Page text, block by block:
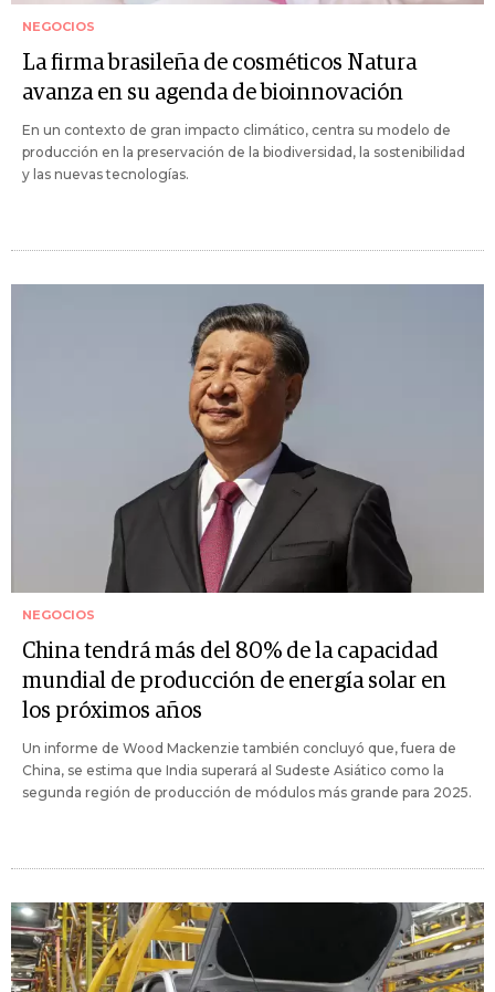
NEGOCIOS
La firma brasileña de cosméticos Natura
avanza en su agenda de bioinnovación
En un contexto de gran impacto climático, centra su modelo de
producción en la preservación de la biodiversidad, la sostenibilidad
y las nuevas tecnologías.
NEGOCIOS
China tendrá más del 80% de la capacidad
mundial de producción de energía solar en
los próximos años
Un informe de Wood Mackenzie también concluyó que, fuera de
China, se estima que India superará al Sudeste Asiático como la
segunda región de producción de módulos más grande para 2025.